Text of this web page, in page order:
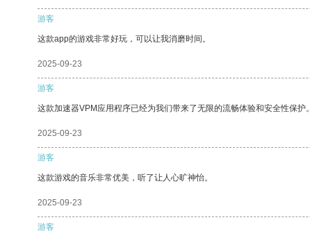
游客
这款app的游戏非常好玩，可以让我消磨时间。
2025-09-23
游客
这款加速器VPM应用程序已经为我们带来了无限的流畅体验和安全性保护。
2025-09-23
游客
这款游戏的音乐非常优美，听了让人心旷神怡。
2025-09-23
游客